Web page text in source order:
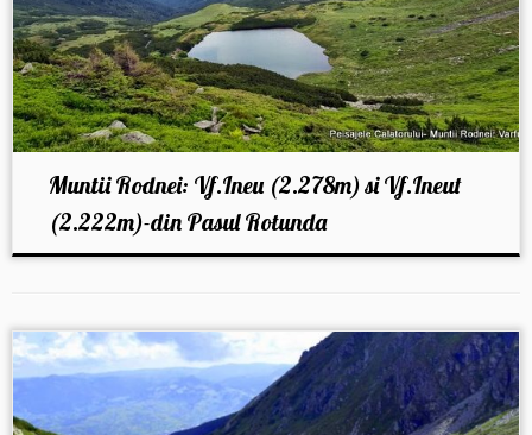
Muntii Rodnei: Vf.Ineu (2.278m) si Vf.Ineut
(2.222m)-din Pasul Rotunda